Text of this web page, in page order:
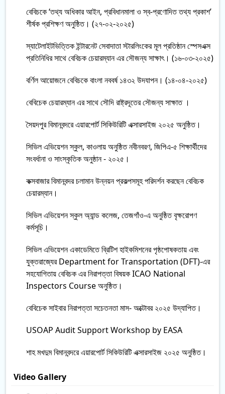
বেবিচকে ‘তথ্য অধিকার আইন, প্রবিধানমালা ও স্ব-প্রণোদিত তথ্য প্রকাশ’
শীর্ষক প্রশিক্ষণ অনুষ্ঠিত। (২৭-০২-২০২৫)
স্যাটেলাইটভিত্তিক ইন্টারনেট সেবাদাতা স্টারলিংকের মূল প্রতিষ্ঠান স্পেসএক্স
প্রতিনিধির সাথে বেবিচক চেয়ারম্যান এর সৌজন্য সাক্ষাৎ। (১৬-০৩-২০২৫)
বর্ণিল আয়োজনে বেবিচকে বাংলা নববর্ষ ১৪৩২ উদযাপন। (১৪-০৪-২০২৫)
বেবিচেক চেয়ারম্যান এর সাথে সৌদি রাষ্ট্রদূতের সৌজন্য সাক্ষাত ।
সৈয়দপুর বিমানবন্দরে এয়ারপোর্ট সিকিউরিটি এক্সারসাইজ ২০২৫ অনুষ্ঠিত।
সিভিল এভিয়েশন স্কুল, কাওলায় অনুষ্ঠিত নবীনবরণ, জিপিএ-৫ শিক্ষার্থীদের
সংবর্ধানা ও সাংস্কৃতিক অনুষ্ঠান - ২০২৫।
কক্সবাজার বিমানবন্দর চলামান উন্নয়ন প্রকল্পসমূহ পরিদর্শন করছেন বেবিচক
চেয়ারম্যান।
সিভিল এভিয়েশন স্কুল অ্যান্ড কলেজ, তেজগাঁও-এ অনুষ্ঠিত বৃক্ষরোপণ
কর্মসূচি।
সিভিল এভিয়েশন একাডেমিতে ব্রিটিশ হাইকমিশনের পৃষ্ঠপোষকতায় এবং
যুক্তরাজ্যের Department for Transportation (DFT)-এর
সহযোগিতায় বেবিচক এর নিরাপত্তা বিষয়ক ICAO National
Inspectors Course অনুষ্ঠিত।
বেবিচেক সাইবার নিরাপত্তা সচেতনতা মাস- অক্টোবর ২০২৫ উদ্‌যাপিত।
USOAP Audit Support Workshop by EASA
শাহ মখদুম বিমানবন্দরে এয়ারপোর্ট সিকিউরিটি এক্সারসাইজ ২০২৫ অনুষ্ঠিত।
Video Gallery